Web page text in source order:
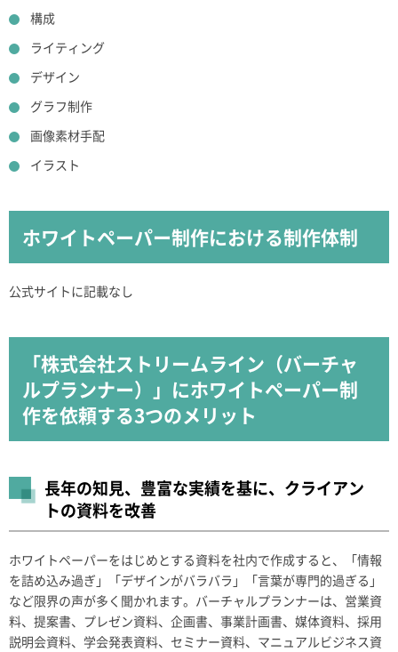
構成
ライティング
デザイン
グラフ制作
画像素材手配
イラスト
ホワイトペーパー制作における制作体制
公式サイトに記載なし
「株式会社ストリームライン（バーチャ
ルプランナー）」にホワイトペーパー制
作を依頼する3つのメリット
長年の知見、豊富な実績を基に、クライアン
トの資料を改善
ホワイトペーパーをはじめとする資料を社内で作成すると、「情報
を詰め込み過ぎ」「デザインがバラバラ」「言葉が専門的過ぎる」
など限界の声が多く聞かれます。バーチャルプランナーは、営業資
料、提案書、プレゼン資料、企画書、事業計画書、媒体資料、採用
説明会資料、学会発表資料、セミナー資料、マニュアルビジネス資